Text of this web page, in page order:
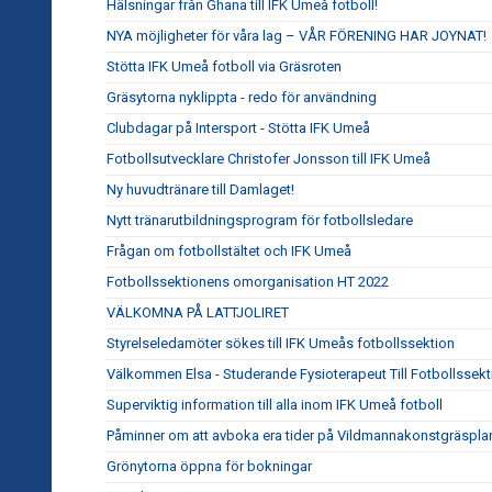
Hälsningar från Ghana till IFK Umeå fotboll!
NYA möjligheter för våra lag – VÅR FÖRENING HAR JOYNAT!
Stötta IFK Umeå fotboll via Gräsroten
Gräsytorna nyklippta - redo för användning
Clubdagar på Intersport - Stötta IFK Umeå
Fotbollsutvecklare Christofer Jonsson till IFK Umeå
Ny huvudtränare till Damlaget!
Nytt tränarutbildningsprogram för fotbollsledare
Frågan om fotbollstältet och IFK Umeå
Fotbollssektionens omorganisation HT 2022
VÄLKOMNA PÅ LATTJOLIRET
Styrelseledamöter sökes till IFK Umeås fotbollssektion
Välkommen Elsa - Studerande Fysioterapeut Till
Superviktig information till alla inom IFK Umeå fotboll
Påminner om att avboka era tider på
Grönytorna öppna för bokningar